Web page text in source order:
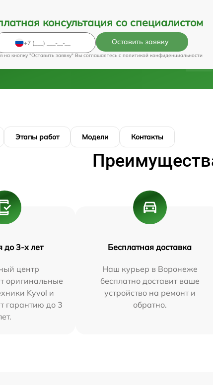
консультация со специалистом
Оставить заявку
на кнопку "Оставить заявку" Вы соглашаетесь c политикой конфиденциальности
Этапы работ Модели Контакты
до 3-х лет
центр
оригинальные
Kyvol и
гарантию до 3
Бесплатная доставка
Наш курьер в Воронеже
бесплатно доставит ваше
устройство на ремонт и
обратно.